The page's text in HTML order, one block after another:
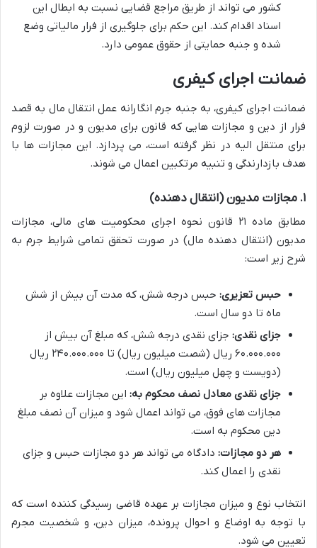
کشور می تواند از طریق مراجع قضایی نسبت به ابطال این
اسناد اقدام کند. این حکم برای جلوگیری از فرار مالیاتی وضع
شده و جنبه حمایتی از حقوق عمومی دارد.
ضمانت اجرای کیفری
ضمانت اجرای کیفری، به جنبه جرم انگارانه عمل انتقال مال به قصد
فرار از دین و مجازات هایی که قانون برای مدیون و در صورت لزوم
برای منتقل الیه در نظر گرفته است، می پردازد. این مجازات ها با
هدف بازدارندگی و تنبیه مرتکبین اعمال می شوند.
۱. مجازات مدیون (انتقال دهنده)
مطابق ماده ۲۱ قانون نحوه اجرای محکومیت های مالی، مجازات
مدیون (انتقال دهنده مال) در صورت تحقق تمامی شرایط جرم به
شرح زیر است:
حبس تعزیری: حبس درجه شش، که مدت آن بیش از شش
ماه تا دو سال است.
جزای نقدی: جزای نقدی درجه شش، که مبلغ آن بیش از
۶۰.۰۰۰.۰۰۰ ریال (شصت میلیون ریال) تا ۲۴۰.۰۰۰.۰۰۰ ریال
(دویست و چهل میلیون ریال) است.
جزای نقدی معادل نصف محکوم به: این مجازات علاوه بر
مجازات های فوق، می تواند اعمال شود و میزان آن نصف مبلغ
دین محکوم به است.
هر دو مجازات: دادگاه می تواند هر دو مجازات حبس و جزای
نقدی را اعمال کند.
انتخاب نوع و میزان مجازات بر عهده قاضی رسیدگی کننده است که
با توجه به اوضاع و احوال پرونده، میزان دین، و شخصیت مجرم
تعیین می شود.